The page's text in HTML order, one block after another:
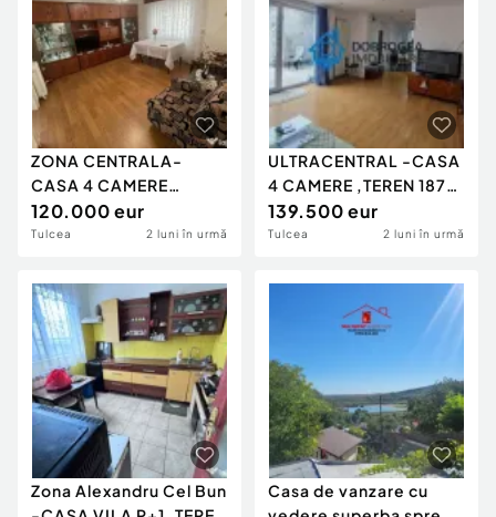
ZONA CENTRALA-
CASA 4 CAMERE
SUPRAFATA UTILA 89
MP. panouri f
120.000 eur
Tulcea 2 luni în urmă
ULTRACENTRAL -CASA
4 CAMERE ,TEREN 187
MP, CENTRALA GAZ
139.500 eur
Tulcea 2 luni în urmă
Zona Alexandru Cel Bun
Casa de vanzare cu